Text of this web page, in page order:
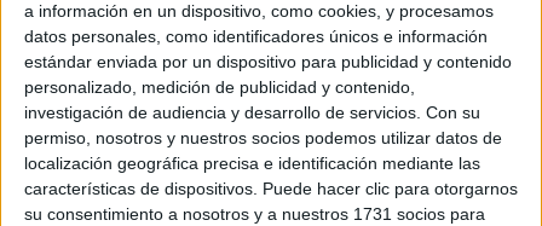
a información en un dispositivo, como cookies, y procesamos
datos personales, como identificadores únicos e información
estándar enviada por un dispositivo para publicidad y contenido
personalizado, medición de publicidad y contenido,
investigación de audiencia y desarrollo de servicios. Con su
permiso, nosotros y nuestros socios podemos utilizar datos de
localización geográfica precisa e identificación mediante las
características de dispositivos. Puede hacer clic para otorgarnos
su consentimiento a nosotros y a nuestros 1731 socios para
RelatedPosts
Jáudenes recibe a la Patrona con una
petalá y el estreno de 'Señora'
HACE 5 HORAS